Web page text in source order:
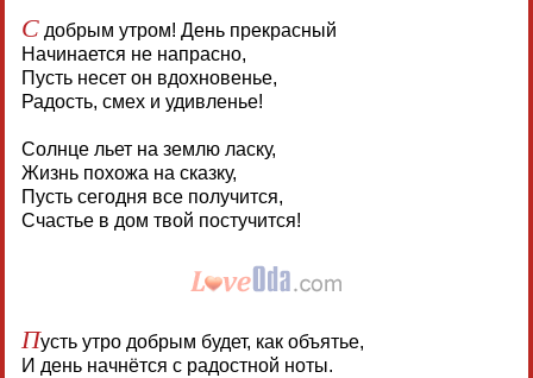
Сдобрым утром! День прекрасный
Начинается не напрасно,
Пусть несет он вдохновенье,
Радость, смех и удивленье!
Солнце льет на землю ласку,
Жизнь похожа на сказку,
Пусть сегодня все получится,
Счастье в дом твой постучится!
Пусть утро добрым будет, как объятье,
И день начнётся с радостной ноты.